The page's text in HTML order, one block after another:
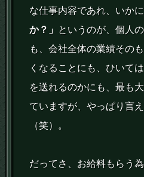
な仕事内容であれ、いかに
か？」 というのが、個人
も、会社全体の業績その
くなることにも、ひいて
を送れるのかにも、最も
ていますが、やっぱり言
（笑）。
だってさ、お給料もらう